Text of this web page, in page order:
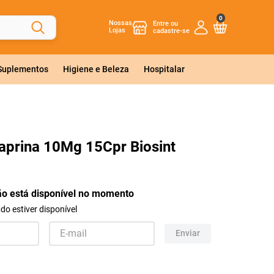
Nossas
Lojas
0
Higiene e Beleza Hospitalar
10Mg 15Cpr Biosint
está disponível no momento
estiver disponível
Enviar